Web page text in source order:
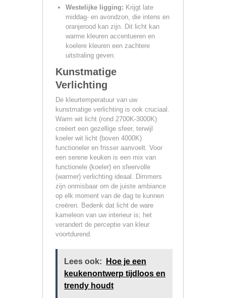
Westelijke ligging: Krijgt late
middag- en avondzon, die intens en
oranjerood kan zijn. Dit licht kan
warme kleuren accentueren en
koelere kleuren een zachtere
uitstraling geven.
Kunstmatige
Verlichting
De kleurtemperatuur van uw
kunstmatige verlichting is ook cruciaal.
Warm wit licht (rond 2700K-3000K)
creëert een gezellige sfeer, terwijl
koeler wit licht (boven 4000K)
functioneler en frisser aanvoelt. Voor
een serene keuken is een mix van
functionele (koeler) en sfeervolle
(warmer) verlichting ideaal. Dimmers
zijn onmisbaar om de juiste ambiance
op elk moment van de dag te kunnen
creëren. Bedenk dat licht de ware
kameleon van uw interieur is; het
verandert de perceptie van kleur
voortdurend.
Lees ook:
Hoe je een
keukenontwerp tijdloos en
trendy houdt